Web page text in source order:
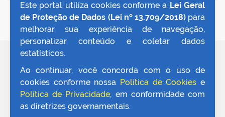
VOLTAR AO TOPO
Este portal utiliza cookies conforme a Lei Geral
de Proteção de Dados (Lei nº 13.709/2018)para
melhorar sua experiência de navegação,
personalizar conteúdo e coletar dados
estatísticos.
Ao continuar, você concorda com o uso de
cookies conforme nossa Política de Cookies e
Política de Privacidade, em conformidade com
as diretrizes governamentais.